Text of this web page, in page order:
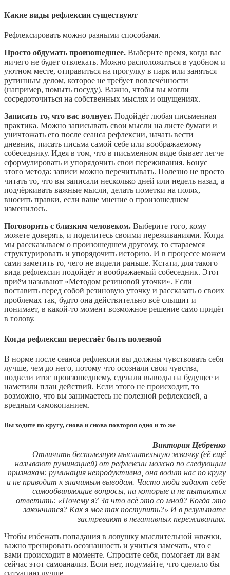
Какие виды рефлексии существуют
Рефлексировать можно разными способами.
Просто обдумать произошедшее. Выберите время, когда вас
ничего не будет отвлекать. Можно расположиться в удобном и
уютном месте, отправиться на прогулку в парк или заняться
рутинным делом, которое не требует вовлечённости
(например, помыть посуду). Важно, чтобы вы могли
сосредоточиться на собственных мыслях и ощущениях.
Записать то, что вас волнует. Подойдёт любая письменная
практика. Можно записывать свои мысли на листе бумаги и
уничтожать его после сеанса рефлексии, начать вести
дневник, писать письма самой себе или воображаемому
собеседнику. Идея в том, что в письменном виде бывает легче
сформулировать и упорядочить свои переживания. Бонус
этого метода: записи можно перечитывать. Полезно не просто
читать то, что вы записали несколько дней или недель назад, а
подчёркивать важные мысли, делать пометки на полях,
вносить правки, если ваше мнение о произошедшем
изменилось.
Поговорить с близким человеком. Выберите того, кому
можете доверять, и поделитесь своими переживаниями. Когда
мы рассказываем о произошедшем другому, то стараемся
структурировать и упорядочить историю. И в процессе можем
сами заметить то, чего не видели раньше. Кстати, для такого
вида рефлексии подойдёт и воображаемый собеседник. Этот
приём называют «Методом резиновой уточки». Если
поставить перед собой резиновую уточку и рассказать о своих
проблемах так, будто она действительно всё слышит и
понимает, в какой-то момент возможное решение само придёт
в голову.
Когда рефлексия перестаёт быть полезной
В норме после сеанса рефлексии вы должны чувствовать себя
лучше, чем до него, потому что осознали свои чувства,
подвели итог произошедшему, сделали выводы на будущее и
наметили план действий. Если этого не происходит, то
возможно, что вы занимаетесь не полезной рефлексией, а
вредным самокопанием.
Вы ходите по кругу, снова и снова повторяя одно и то же
Виктория Цебренко
Отличить бесполезную мыслительную жвачку (её ещё
называют руминацией) от рефлексии можно по следующим
признакам: руминация непродуктивна, она водит нас по кругу
и не приводит к значимым выводам. Часто люди задают себе
самообвиняющие вопросы, на которые и не пытаются
ответить: «Почему я? За что всё это со мной? Когда это
закончится? Как я мог так поступить?» И в результате
застревают в негативных переживаниях.
Чтобы избежать попадания в ловушку мыслительной жвачки,
важно тренировать осознанность и учиться замечать, что с
вами происходит в моменте. Спросите себя, помогает ли вам
сейчас этот самоанализ. Если нет, подумайте, что сделало бы